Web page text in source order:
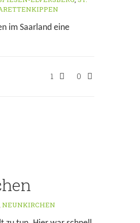
im Saarland eine
1 0
NEUNKIRCHEN